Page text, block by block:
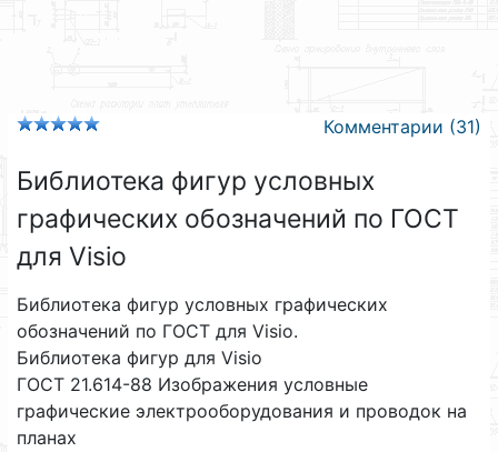
Комментарии (31)
Библиотека фигур условных
графических обозначений по ГОСТ
для Visio
Библиотека фигур условных графических
обозначений по ГОСТ для Visio.
Библиотека фигур для Visio
ГОСТ 21.614-88 Изображения условные
графические электрооборудования и проводок на
планах